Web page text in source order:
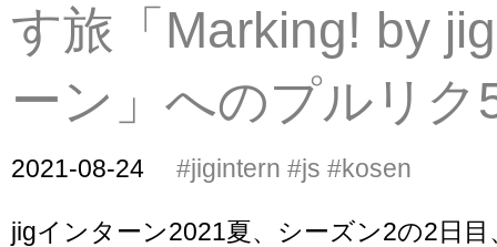
す旅「Marking! by
ーン」へのプルリク
2021-08-24 #jigintern #js #kosen
jigインターン2021夏、シーズン2の2日